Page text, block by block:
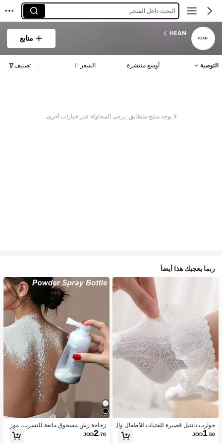
البحث داخل المتجر
HEAN
متابع
التوصية أوسع منتشرة السعر تصنيف
لا يوجد منتج متطابق. يرجى المحاولة عبر خيارات أخرى.
ربما يعجبك هذا أيضاً
جوارب دانتيل قصيرة للفتيات للأطفال وال
رضع بنمط الأميرة اللطيفة، الخامة، مريح
ة ومتوفرة بتصميم دانتيل بأجنحة بيضاء و
JOD1.50
زجاجة رش مسحوق مانعة للتسرب، موز
ع مسحوق متعدد الاستخدامات، هزاز مس
حوق تالك منزلي محمول، حاوية قابلة لإعا
JOD2.70